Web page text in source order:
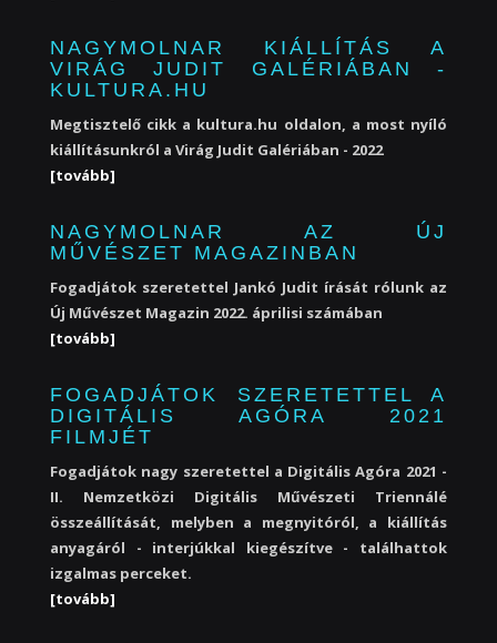
NAGYMOLNAR KIÁLLÍTÁS A
VIRÁG JUDIT GALÉRIÁBAN -
KULTURA.HU
Megtisztelő cikk a kultura.hu oldalon, a most nyíló
kiállításunkról a Virág Judit Galériában - 2022
[tovább]
NAGYMOLNAR AZ ÚJ
MŰVÉSZET MAGAZINBAN
Fogadjátok szeretettel Jankó Judit írását rólunk az
Új Művészet Magazin 2022. áprilisi számában
[tovább]
FOGADJÁTOK SZERETETTEL A
DIGITÁLIS AGÓRA 2021
FILMJÉT
Fogadjátok nagy szeretettel a Digitális Agóra 2021 -
II. Nemzetközi Digitális Művészeti Triennálé
összeállítását, melyben a megnyitóról, a kiállítás
anyagáról - interjúkkal kiegészítve - találhattok
izgalmas perceket.
[tovább]